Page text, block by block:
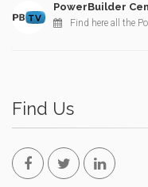
PowerBuilder
Find here all the
Find Us